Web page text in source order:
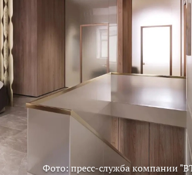
Фото: пресс-служба компании